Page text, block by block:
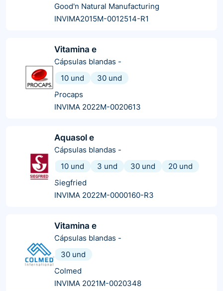
Good'n Natural Manufacturing
INVIMA2015M-0012514-R1
Vitamina e
Cápsulas blandas -
10 und
30 und
Procaps
INVIMA 2022M-0020613
Aquasol e
Cápsulas blandas -
10 und
3 und 30 und
20 und
Siegfried
INVIMA 2022M-0000160-R3
Vitamina e
Cápsulas blandas -
30 und
Colmed
INVIMA 2021M-0020348